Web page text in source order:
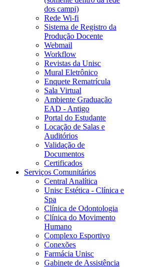
dos campi)
Rede Wi-fi
Sistema de Registro da
Produção Docente
Webmail
Workflow
Revistas da Unisc
Mural Eletrônico
Enquete Rematrícula
Sala Virtual
Ambiente Graduação
EAD - Antigo
Portal do Estudante
Locação de Salas e
Auditórios
Validação de
Documentos
Certificados
Serviços Comunitários
Central Analítica
Unisc Estética - Clínica e
Spa
Clínica de Odontologia
Clínica do Movimento
Humano
Complexo Esportivo
Conexões
Farmácia Unisc
Gabinete de Assistência